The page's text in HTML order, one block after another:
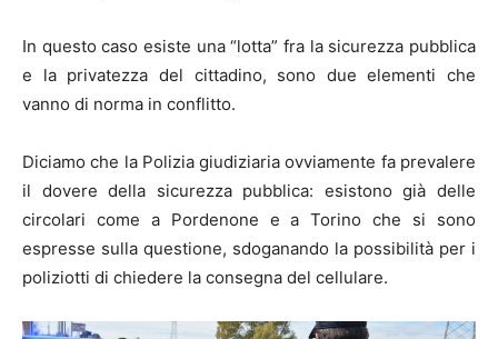
In questo caso esiste una “lotta” fra la sicurezza pubblica
e la privatezza del cittadino, sono due elementi che
vanno di norma in conflitto.
Diciamo che la Polizia giudiziaria ovviamente fa prevalere
il dovere della sicurezza pubblica: esistono già delle
circolari come a Pordenone e a Torino che si sono
espresse sulla questione, sdoganando la possibilità per i
poliziotti di chiedere la consegna del cellulare.